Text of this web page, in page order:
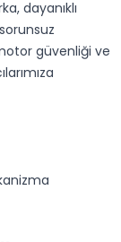
dayanıklı
güvenliği ve